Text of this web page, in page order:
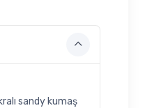
sandy kumaş